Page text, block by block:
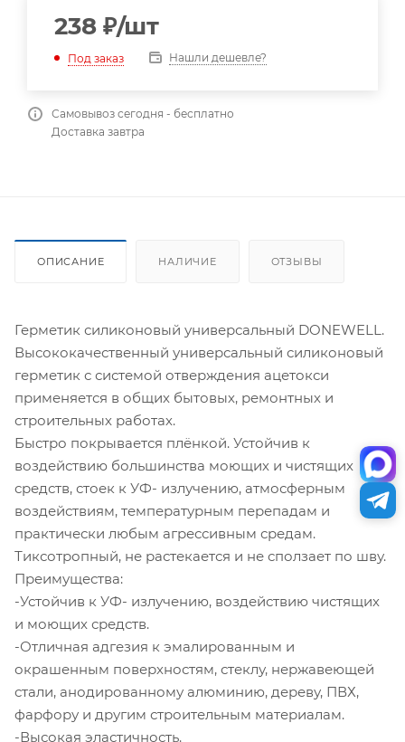
238 ₽/шт
Под заказ Нашли дешевле?
Самовывоз сегодня - бесплатно
Доставка завтра
ОПИСАНИЕ НАЛИЧИЕ ОТЗЫВЫ
Герметик силиконовый универсальный DONEWELL.
Высококачественный универсальный силиконовый
герметик с системой отверждения ацетокси
применяется в общих бытовых, ремонтных и
строительных работах.
Быстро покрывается плёнкой. Устойчив к
воздействию большинства моющих и чистящих
средств, стоек к УФ- излучению, атмосферным
воздействиям, температурным перепадам и
практически любым агрессивным средам.
Тиксотропный, не растекается и не сползает по шву.
Преимущества:
-Устойчив к УФ- излучению, воздействию чистящих
и моющих средств.
-Отличная адгезия к эмалированным и
окрашенным поверхностям, стеклу, нержавеющей
стали, анодированному алюминию, дереву, ПВХ,
фарфору и другим строительным материалам.
-Высокая эластичность.